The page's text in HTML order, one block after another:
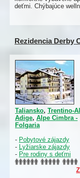
deťmi. Chýbajúce
Rezidencia Derby
Taliansko, Trentino-
Adige, Alpe Cimbra -
Folgaria
- Pobytové zájazdy
- Lyžiarske zájazdy
- Pre rodiny s deťmi